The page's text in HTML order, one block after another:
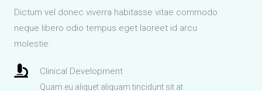
Dictum vel donec viverra habitasse vitae commodo
neque libero odio tempus eget laoreet id arcu
molestie.
Clinical Development
Quam eu aliquet aliquam tincidunt sit at